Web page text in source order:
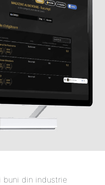
buni din industrie